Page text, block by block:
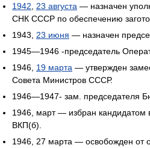
1942
23 августа — назначен
СНК СССР по обеспечению
1943, 23 июня — назначен
1945—1946 -председатель
1946, 19 марта — утвержден
Совета Министров СССР.
1946—1947- зам. председателя
1946, март — избран
ВКП(б).
1946, 27 марта — освобожден от